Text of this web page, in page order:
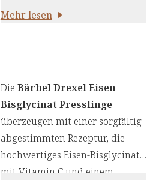
Mehr lesen
Die Bärbel Drexel Eisen
Bisglycinat Presslinge
überzeugen mit einer sorgfältig
abgestimmten Rezeptur, die
hochwertiges Eisen-Bisglycinat
mit Vitamin C und einem